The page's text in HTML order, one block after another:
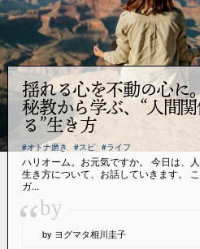
揺れる心を不動の心に
秘教から学ぶ、“人間
る”生き方
#オトナ磨き #スピ #ライフ
ハリオーム。お元気ですか。 今日は、
生き方について、お話していきます。
ガ...
“by
by ヨグマタ相川圭子